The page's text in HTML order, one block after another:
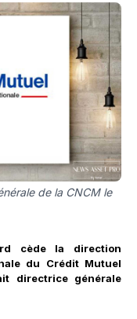
de la CNCM le
cède la direction
du Crédit Mutuel
directrice générale